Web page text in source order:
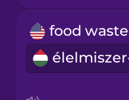
food waste